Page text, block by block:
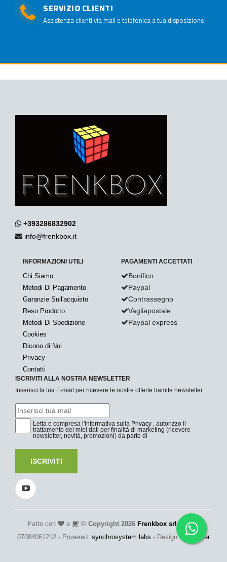
SERVIZIO CLIENTI
Assistenza clienti via mail e telefonica a tua disposizione.
+393286832902
info@frenkbox.it
INFORMAZIONI UTILI
Chi Siamo
Metodi Di Pagamento
Garanzie Sull'acquisto
Reso Prodotto
Metodi Di Spedizione
Cookies
Dicono di Noi
Privacy
Contatti
PAGAMENTI ACCETTATI
Bonifico
Paypal
Contrassegno
Vagliapostale
Paypal express
ISCRIVITI ALLA NOSTRA NEWSLETTER
Inserisci la tua E-mail per ricevere le nostre offerte tramite newsletter.
Letta e compresa l'informativa sulla Privacy , autorizzo il
trattamento dei miei dati per finalità di marketing (ricevere
newsletter, novità, promozioni) da parte di
ISCRIVITI
Fatto con e © Copyright 2026 Frenkbox srl- P.Iva:
07084061212 - Powered: synchrosystem labs - Design: adesigner